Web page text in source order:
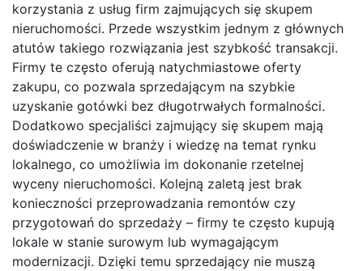
korzystania z usług firm zajmujących się skupem
nieruchomości. Przede wszystkim jednym z głównych
atutów takiego rozwiązania jest szybkość transakcji.
Firmy te często oferują natychmiastowe oferty
zakupu, co pozwala sprzedającym na szybkie
uzyskanie gotówki bez długotrwałych formalności.
Dodatkowo specjaliści zajmujący się skupem mają
doświadczenie w branży i wiedzę na temat rynku
lokalnego, co umożliwia im dokonanie rzetelnej
wyceny nieruchomości. Kolejną zaletą jest brak
konieczności przeprowadzania remontów czy
przygotowań do sprzedaży – firmy te często kupują
lokale w stanie surowym lub wymagającym
modernizacji. Dzięki temu sprzedający nie muszą